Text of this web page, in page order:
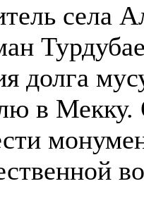
села
долга
в